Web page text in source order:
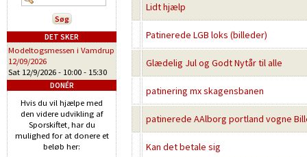
Lidt hjælp
Patinerede LGB loks (billeder)
Glædelig Jul og Godt Nytår til alle
patinering mx skagensbanen
patinerede AAlborg portland vogne
Kan det betale sig
DET SKER
Modeltogsmessen i Vamdrup
12/09/2026
Sat 12/9/2026 - 10:00 - 15:30
DONÉR
Hvis du vil hjælpe med
den videre udvikling af
Sporskiftet, har du
mulighed for at donere et
beløb her: